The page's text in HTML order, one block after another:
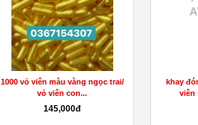
1000 vỏ viên màu vàng ngọc trai/
vỏ viên con...
145,000đ
khay
viên